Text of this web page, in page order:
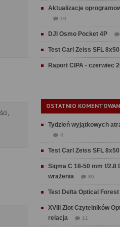
Aktualizacje
10
DJI Osmo Pocket 4P
Test Carl Zeiss SFL 8x50
Raport CIPA - czerwiec
OSTATNIO
Tydzień wyjątkowych
4
Test Carl Zeiss SFL 8x50
Sigma C 18-50 mm f/2.8
wrażenia
80
Test Delta Optical Forest
XVIII Zlot Czytelników
relacja
11